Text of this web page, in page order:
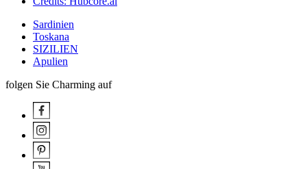
Sardinien
Toskana
SIZILIEN
Apulien
folgen Sie Charming auf